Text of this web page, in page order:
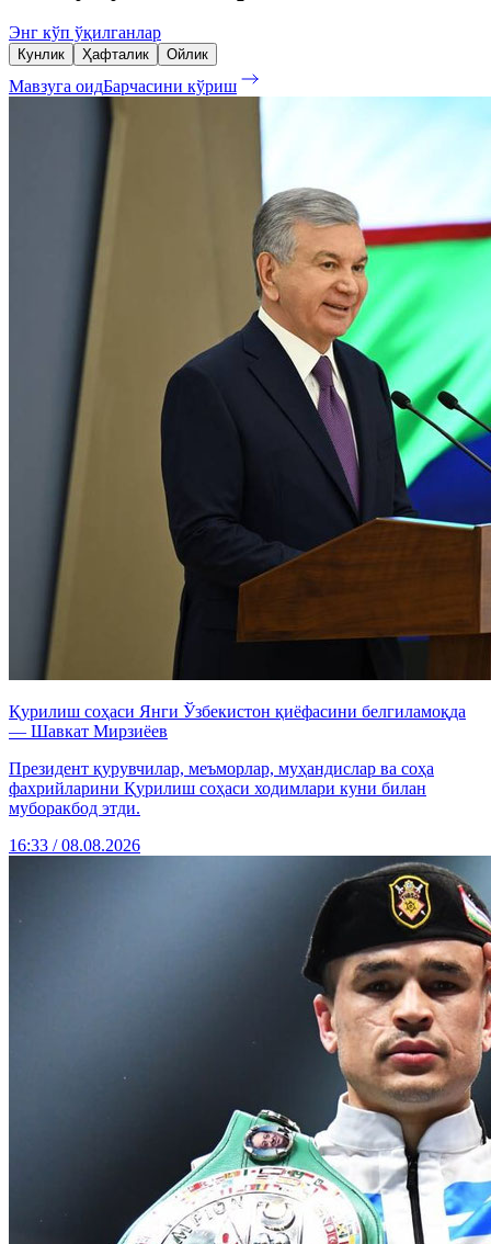
Энг кўп ўқилганлар
Кунлик Ҳафталик Ойлик
Мавзуга оидБарчасини кўриш
Қурилиш соҳаси Янги Ўзбекистон қиёфасини белгиламоқда
— Шавкат Мирзиёев
Президент қурувчилар, меъморлар, муҳандислар ва соҳа
фахрийларини Қурилиш соҳаси ходимлари куни билан
муборакбод этди.
16:33 / 08.08.2026